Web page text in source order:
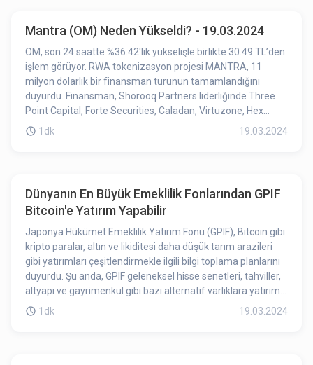
Mantra (OM) Neden Yükseldi? - 19.03.2024
OM, son 24 saatte %36.42'lik yükselişle birlikte 30.49 TL’den
işlem görüyor. RWA tokenizasyon projesi MANTRA, 11
milyon dolarlık bir finansman turunun tamamlandığını
duyurdu. Finansman, Shorooq Partners liderliğinde Three
Point Capital, Forte Securities, Caladan, Virtuzone, Hex
Trust, Token Bay Capital, GameFi Ventures, Mapleblock,
olabilir.
1dk 19.03.2024
Dünyanın En Büyük Emeklilik Fonlarından GPIF
Bitcoin'e Yatırım Yapabilir
Japonya Hükümet Emeklilik Yatırım Fonu (GPIF), Bitcoin gibi
kripto paralar, altın ve likiditesi daha düşük tarım arazileri
gibi yatırımları çeşitlendirmekle ilgili bilgi toplama planlarını
duyurdu. Şu anda, GPIF geleneksel hisse senetleri, tahviller,
altyapı ve gayrimenkul gibi bazı alternatif varlıklara yatırım
yaparak yatırımlarını çeşitlendirmiştir. 2023 Aralık ayı
1dk 19.03.2024